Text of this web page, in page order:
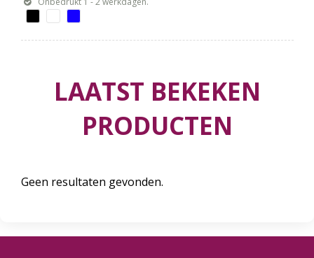
LAATST BEKEKEN
PRODUCTEN
Geen resultaten gevonden.